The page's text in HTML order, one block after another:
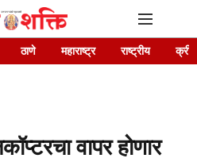
ठाणे महाराष्ट्र राष्ट्रीय
वापर होणार